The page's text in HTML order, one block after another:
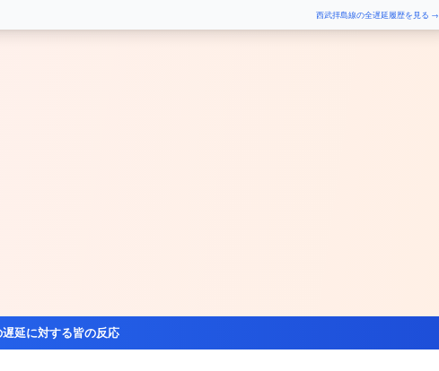
西武拝島線の全遅延履歴を見る →
延に対する皆の反応